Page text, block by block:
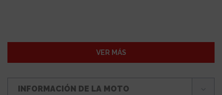
VER MÁS
INFORMACIÓN DE LA MOTO